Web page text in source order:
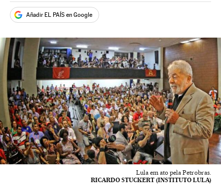
Añadir EL PAÍS en Google
Lula em ato pela Petrobras.
RICARDO STUCKERT (INSTITUTO LULA)